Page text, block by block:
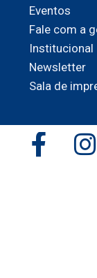
Eventos
Fale com a
Institucional
Newsletter
Sala de